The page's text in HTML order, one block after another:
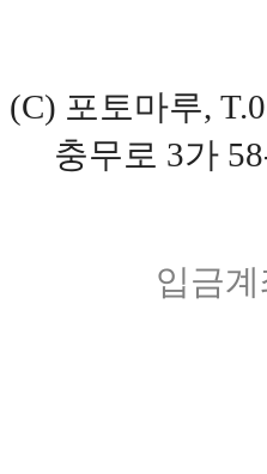
(C) 포토마루,
충무로 3가
입금